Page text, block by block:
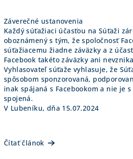
Záverečné ustanovenia
Každý súťažiaci účasťou na Súťaži
oboznámený s tým, že spoločnosť
súťažiacemu žiadne záväzky a z
Facebook takéto záväzky ani
Vyhlasovateľ súťaže vyhlasuje, že
spôsobom sponzorovaná,
inak spájaná s Facebookom a nie je
spojená.
V Lubeníku, dňa 15.07.2024
Čítať článok